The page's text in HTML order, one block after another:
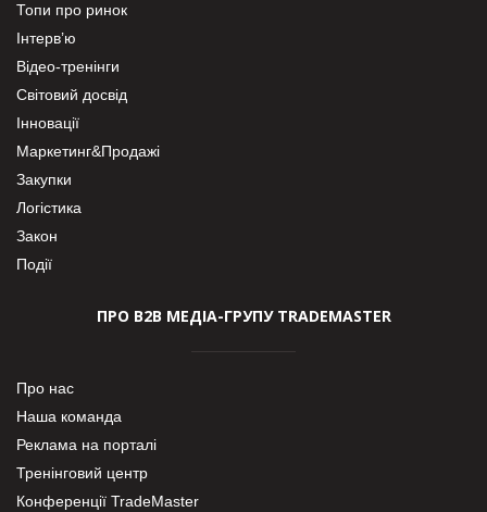
Топи про ринок
Інтерв’ю
Відео-тренінги
Світовий досвід
Інновації
Маркетинг&Продажі
Закупки
Логістика
Закон
Події
ПРО В2В МЕДІА-ГРУПУ TRADEMASTER
Про нас
Наша команда
Реклама на порталі
Тренінговий центр
Конференції TradeMaster